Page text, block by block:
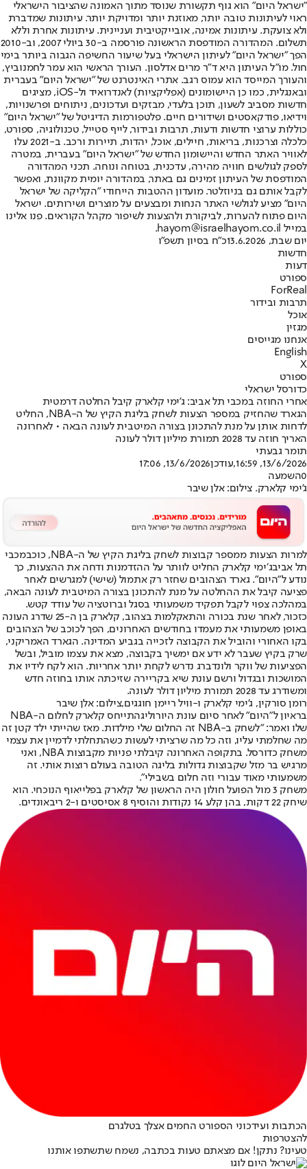
"ישראל היום" הוא גוף תקשורת שנוסד מתוך האמונה שהציבור הישראלי
ראוי לעיתונות טובה יותר, מאוזנת יותר ומדויקת יותר. עיתונות שמדברת
ולא צועקת. עיתונות אמינה, אובייקטיבית ועניינית. עיתונות אחרת וללא
תשלום. המהדורה המודפסת הראשונה פורסמה ב-30 ביולי 2007, וב-2010
הפך "ישראל היום" לעיתון הישראלי בעל שיעור החשיפה הגבוה ביותר בימי
חול. מו"ל העיתון היא ד"ר מרים אדלסון. העורך הראשי הוא עמר לחמנוביץ,
והעורך המייסד הוא עמוס רגב. אתרי האינטרנט של "ישראל היום" בעברית
ובאנגלית, כמו כן היישומונים (אפליקציות) לאנדרואיד ול-iOS, מציגים
חדשות מסביב לשעון, תוכן בלעדי, מבזקים ועדכונים, ניתוחים ופרשנויות,
וידיאו, פודקאסטים ושידורים חיים. פלטפורמות הדיגיטל של "ישראל היום"
כוללות ערוצי חדשות ודעות, תרבות ובידור, לייף סטייל, טכנולוגיה, ספורט,
כלכלה וצרכנות, בריאות, חיילים, אוכל, יהדות, תיירות ורכב. ב-2021 עלו
לאוויר האתר החדש והיישומון החדש של "ישראל היום" בעברית, במטרה
לספק לגולשים חוויה מהירה, עדכנית, בטוחה ונוחה. תכני המהדורה
המודפסת של העיתון זמינים גם באתר, במהדורה יומית מקוונת, ואפשר
לקבל אותם גם בניוזלטר. מועדון ההטבות הייחודי "הקליקה של ישראל
היום" מציע לגולשי האתר הנחות ומבצעים על מוצרים ושירותים. ישראל
היום פתוח להערות, לביקורת ולהצעות לשיפור מקהל הקוראים. פנו אלינו
במייל hayom@israelhayom.co.il.
יום שבת, 13.6.2026
כ"ח בסיון תשפ"ו
חדשות
דעות
ספורט
ForReal
תרבות ובידור
אוכל
מגזין
אנחנו מגייסים
English
X
ספורט
כדורסל ישראלי
אחרי החוזה במכבי תל אביב: ג'ימי קלארק קיבל החלטה דרמטית
הגארד שהחזיק במספר הצעות לשחק בליגת הקיץ של ה-NBA, החליט
לדחות אותן על מנת להתכונן בצורה המיטבית לעונה הבאה • לאחרונה
האריך חוזה עד 2028 תמורת מיליון דולר לעונה
תומר גבעתי
13/6/2026, 16:59
,עודכן13/6/2026, 17:06
0השמעה
ג'ימי קלארק. צילום: אלן שיבר
למרות הצעות ממספר קבוצות לשחק בליגת הקיץ של ה-NBA, כוכב
מכבי
תל אביבג׳ימי קלארק החליט לוותר על ההזדמנות ודחה את ההצעות, כך
נודע ל״היום״. גארד הצהובים שחזר רק אתמול (שישי) למגרשים לאחר
פציעה קיבל את ההחלטה על מנת להתכונן בצורה המיטבית לעונה הבאה,
במהלכה צפוי לקבל תפקיד משמעותי בסגל וברוטציה של עודד קטש.
כזכור, לאחר שנת בכורה והתאקלמות בצהוב, קלארק בן ה-25 שדרג העונה
באופן משמעותי את מעמדו בחודשים האחרונים, הפך לכוכב של הצהובים
בקו האחורי והוביל את הקבוצה לזכייה בגביע המדינה. הגארד האמריקני,
שרק בקיץ שעבר לא ידע אם ימשיך בקבוצה, מצא את עצמו מוביל, ובשל
הפציעות של ווקר ולונדברג נדרש לקחת יותר אחריות. הוא לקח לידיו את
המושכות ובגדול ורשם עונת שיא בקריירה שזיכתה אותו בחוזה חדש
ומשודרג עד 2028 תמורת מיליון דולר לעונה.
רומן סורקין, ג'ימי קלארק ו-וויל ריימן חוגגים,צילום: אלן שיבר
בראיון ל״היום״ לאחר סיום עונת היורוליג
התייחס קלארק לחלום ה-NBA
שלו ואמר: ״לשחק ב-NBA זה החלום שלי מילדות. מאז שהייתי ילד קטן זה
מה שחלמתי עליו, וזה כל מה שרציתי לעשות כשהתחלתי לדמיין את עצמי
משחק כדורסל. בתקופה האחרונה קיבלתי פניות מקבוצות NBA, ואני
מרגיש בר מזל שקבוצות גדולות בליגה הטובה בעולם רוצות אותי. זה
משמעותי מאוד עבורי וזה חלום בשבילי״.
משחק 3 מול הפועל חולון היה הראשון של קלארק בפלייאוף הנוכחי. הוא
שיחק 22 דקות, בהן קלע 14 נקודות והוסיף 8 אסיסטים ו-2 ריבאונדים.
הכתבות ועידכוני הספורט החמים אצלך בטלגרם
להצטרפות
טעינו? נתקן! אם מצאתם טעות בכתבה, נשמח שתשתפו אותנו